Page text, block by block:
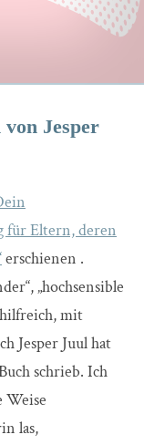
von Jesper
für Eltern, deren
erschienen .
„hochsensible
mit
Jesper Juul hat
schrieb. Ich
Weise
las,